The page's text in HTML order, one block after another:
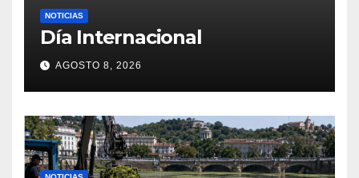
NOTICIAS
Día Internacional
AGOSTO 8, 2026